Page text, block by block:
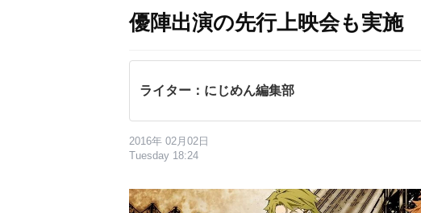
優陣出演の先行上映会も実施
ライター：にじめん編集部
2016年 02月02日
Tuesday 18:24